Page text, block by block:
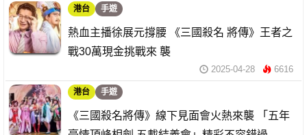
港台 手遊
熱血主播徐展元撐腰 《三國殺名 將傳》王者之
戰30萬現金挑戰來 襲
2025-04-28 6616
港台 手遊
《三國殺名將傳》線下見面會火熱來襲 「五年